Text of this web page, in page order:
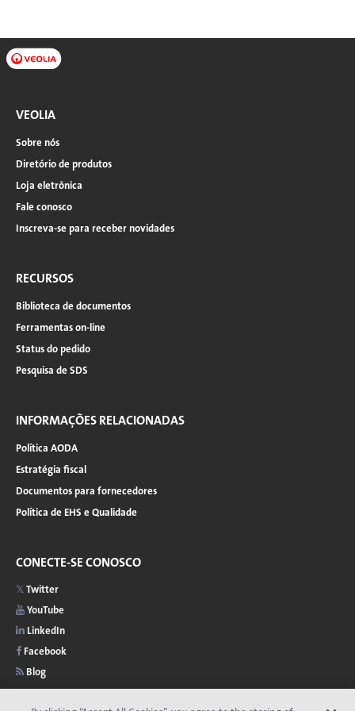
VEOLIA
Sobre nós
Diretório de produtos
Loja eletrônica
Fale conosco
Inscreva-se para receber novidades
RECURSOS
Biblioteca de documentos
Ferramentas on-line
Status do pedido
Pesquisa de SDS
INFORMAÇÕES RELACIONADAS
Política AODA
Estratégia fiscal
Documentos para fornecedores
Política de EHS e Qualidade
CONECTE-SE CONOSCO
Twitter
YouTube
LinkedIn
Facebook
Blog